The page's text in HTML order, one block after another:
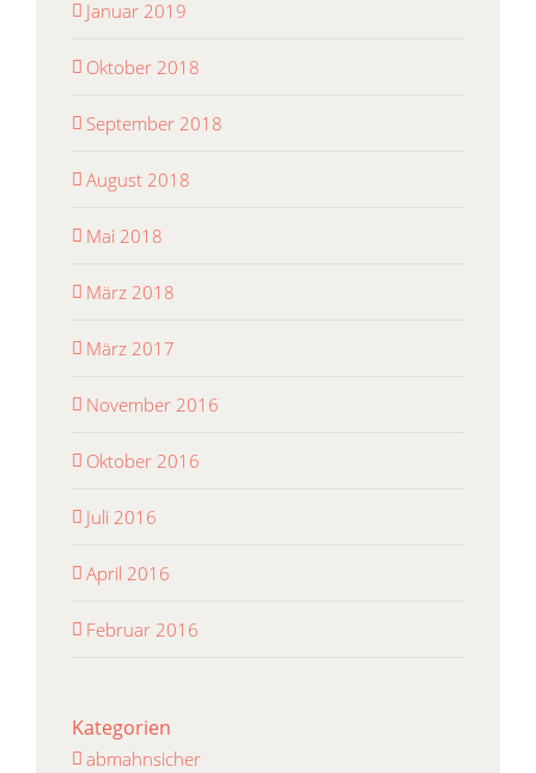
Januar 2019
Oktober 2018
September 2018
August 2018
Mai 2018
März 2018
März 2017
November 2016
Oktober 2016
Juli 2016
April 2016
Februar 2016
Kategorien
abmahnsicher